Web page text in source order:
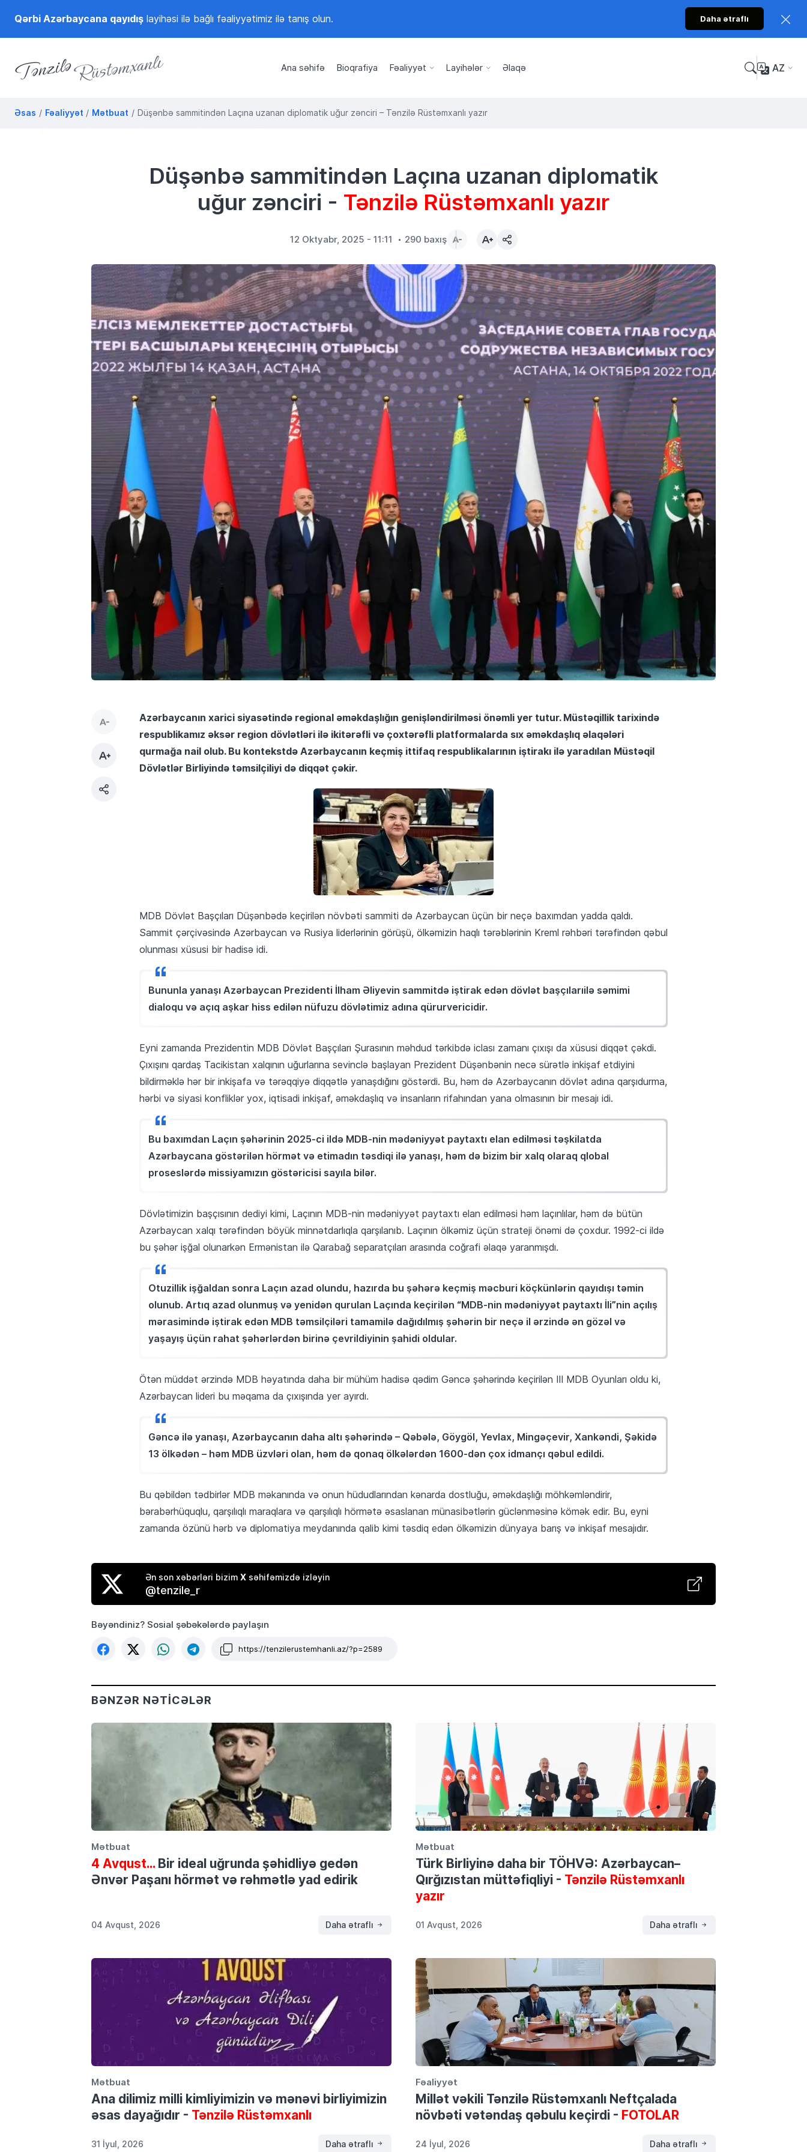
Qərbi Azərbaycana qayıdış layihəsi ilə bağlı fəaliyyətimiz ilə tanış olun. Daha ətraflı
Ana səhifə Bioqrafiya Fəaliyyət Layihələr Əlaqə AZ
Əsas Fəaliyyət Mətbuat Düşənbə sammitindən Laçına uzanan diplomatik uğur zənciri – Tənzilə Rüstəmxanlı yazır
Düşənbə sammitindən Laçına uzanan diplomatik
uğur zənciri - Tənzilə Rüstəmxanlı yazır
12 Oktyabr, 2025 - 11:11 290 baxış
Azərbaycanın xarici siyasətində regional əməkdaşlığın genişləndirilməsi önəmli yer tutur. Müstəqillik tarixində
respublikamız əksər region dövlətləri ilə ikitərəfli və çoxtərəfli platformalarda sıx əməkdaşlıq əlaqələri
qurmağa nail olub. Bu kontekstdə Azərbaycanın keçmiş ittifaq respublikalarının iştirakı ilə yaradılan Müstəqil
Dövlətlər Birliyində təmsilçiliyi də diqqət çəkir.
MDB Dövlət Başçıları Düşənbədə keçirilən növbəti sammiti də Azərbaycan üçün bir neçə baxımdan yadda qaldı.
Sammit çərçivəsində Azərbaycan və Rusiya liderlərinin görüşü, ölkəmizin haqlı tərəblərinin Kreml rəhbəri tərəfindən qəbul
olunması xüsusi bir hadisə idi.
Bununla yanaşı Azərbaycan Prezidenti İlham Əliyevin sammitdə iştirak edən dövlət başçılarıilə səmimi
dialoqu və açıq aşkar hiss edilən nüfuzu dövlətimiz adına qürurvericidir.
Eyni zamanda Prezidentin MDB Dövlət Başçıları Şurasının məhdud tərkibdə iclası zamanı çıxışı da xüsusi diqqət çəkdi.
Çıxışını qardaş Tacikistan xalqının uğurlarına sevinclə başlayan Prezident Düşənbənin necə sürətlə inkişaf etdiyini
bildirməklə hər bir inkişafa və tərəqqiyə diqqətlə yanaşdığını göstərdi. Bu, həm də Azərbaycanın dövlət adına qarşıdurma,
hərbi və siyasi konfliklər yox, iqtisadi inkişaf, əməkdaşlıq və insanların rifahından yana olmasının bir mesajı idi.
Bu baxımdan Laçın şəhərinin 2025-ci ildə MDB-nin mədəniyyət paytaxtı elan edilməsi təşkilatda
Azərbaycana göstərilən hörmət və etimadın təsdiqi ilə yanaşı, həm də bizim bir xalq olaraq qlobal
proseslərdə missiyamızın göstəricisi sayıla bilər.
Dövlətimizin başçısının dediyi kimi, Laçının MDB-nin mədəniyyət paytaxtı elan edilməsi həm laçınlılar, həm də bütün
Azərbaycan xalqı tərəfindən böyük minnətdarlıqla qarşılanıb. Laçının ölkəmiz üçün strateji önəmi də çoxdur. 1992-ci ildə
bu şəhər işğal olunarkən Ermənistan ilə Qarabağ separatçıları arasında coğrafi əlaqə yaranmışdı.
Otuzillik işğaldan sonra Laçın azad olundu, hazırda bu şəhərə keçmiş məcburi köçkünlərin qayıdışı təmin
olunub. Artıq azad olunmuş və yenidən qurulan Laçında keçirilən “MDB-nin mədəniyyət paytaxtı İli”nin açılış
mərasimində iştirak edən MDB təmsilçiləri tamamilə dağıdılmış şəhərin bir neçə il ərzində ən gözəl və
yaşayış üçün rahat şəhərlərdən birinə çevrildiyinin şahidi oldular.
Ötən müddət ərzində MDB həyatında daha bir mühüm hadisə qədim Gəncə şəhərində keçirilən III MDB Oyunları oldu ki,
Azərbaycan lideri bu məqama da çıxışında yer ayırdı.
Gəncə ilə yanaşı, Azərbaycanın daha altı şəhərində – Qəbələ, Göygöl, Yevlax, Mingəçevir, Xankəndi, Şəkidə
13 ölkədən – həm MDB üzvləri olan, həm də qonaq ölkələrdən 1600-dən çox idmançı qəbul edildi.
Bu qəbildən tədbirlər MDB məkanında və onun hüdudlarından kənarda dostluğu, əməkdaşlığı möhkəmləndirir,
bərabərhüquqlu, qarşılıqlı maraqlara və qarşılıqlı hörmətə əsaslanan münasibətlərin güclənməsinə kömək edir. Bu, eyni
zamanda özünü hərb və diplomatiya meydanında qalib kimi təsdiq edən ölkəmizin dünyaya barış və inkişaf mesajıdır.
Ən son xəbərləri bizim X səhifəmizdə izləyin
@tenzile_r
Bəyəndiniz? Sosial şəbəkələrdə paylaşın
https://tenzilerustemhanli.az/?p=2589
BƏNZƏR NƏTICƏLƏR
Mətbuat
4 Avqust…Bir ideal uğrunda şəhidliyə gedən
Ənvər Paşanı hörmət və rəhmətlə yad edirik
04 Avqust, 2026 Daha ətraflı
Mətbuat
Türk Birliyinə daha bir TÖHVƏ: Azərbaycan–
Qırğızıstan müttəfiqliyi - Tənzilə Rüstəmxanlı
yazır
01 Avqust, 2026 Daha ətraflı
Mətbuat
Ana dilimiz milli kimliyimizin və mənəvi birliyimizin
əsas dayağıdır - Tənzilə Rüstəmxanlı
31 İyul, 2026 Daha ətraflı
Fəaliyyət
Millət vəkili Tənzilə Rüstəmxanlı Neftçalada
növbəti vətəndaş qəbulu keçirdi - FOTOLAR
24 İyul, 2026 Daha ətraflı